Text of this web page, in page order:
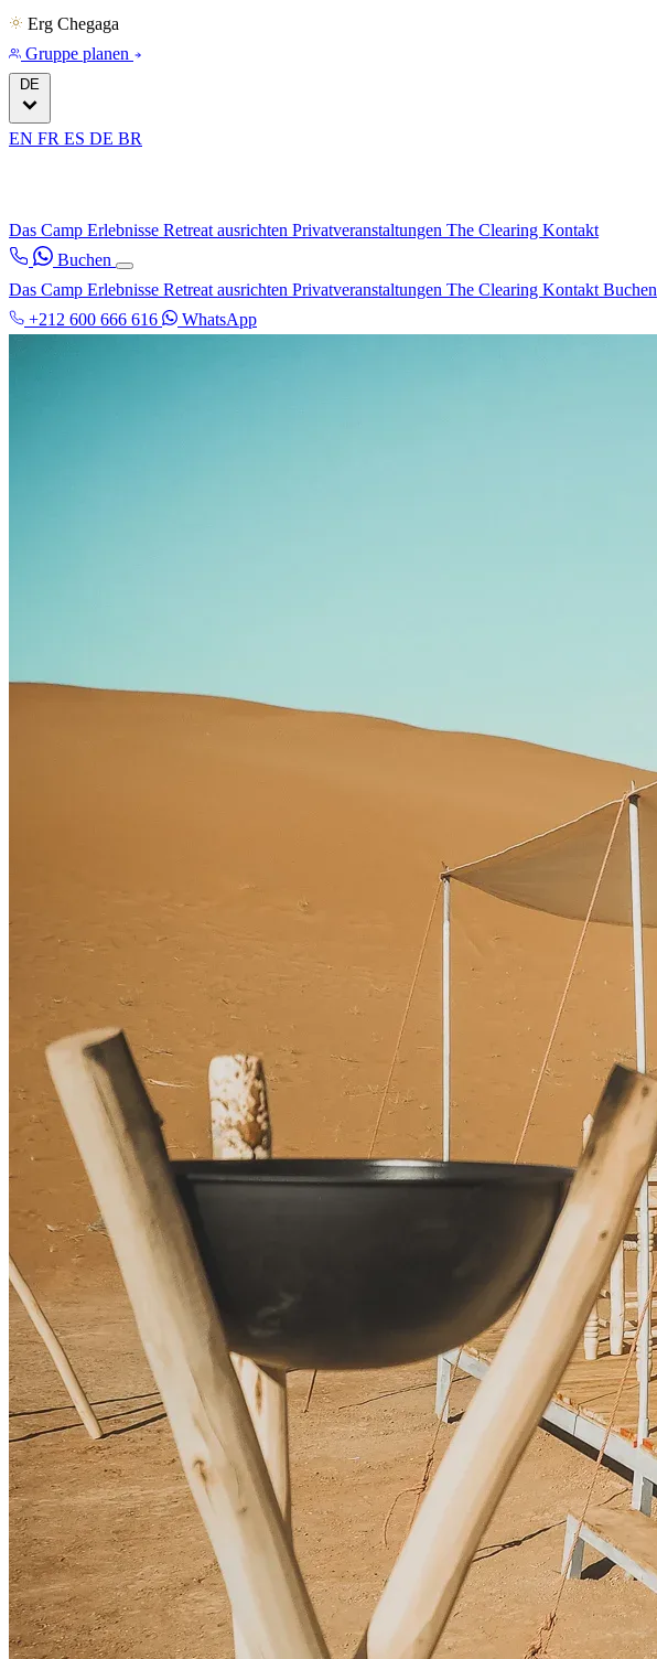
Erg Chegaga
Gruppe planen
DE
EN FR ES DE BR
Das Camp Erlebnisse Retreat ausrichten Privatveranstaltungen The Clearing Kontakt
Buchen
Das Camp Erlebnisse Retreat ausrichten Privatveranstaltungen The Clearing Kontakt Buchen
+212 600 666 616
WhatsApp